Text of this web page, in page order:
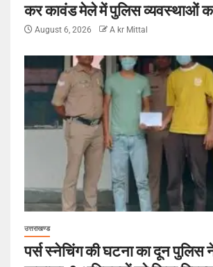
कर कावंड मेले में पुलिस व्यवस्थाओं
August 6, 2026 A kr Mittal
उत्तराखण्ड
पर्स स्नेचिंग की घटना का दून पुलिस